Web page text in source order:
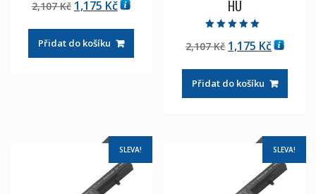
5.00
z 5
2,107Kč Původní
byla:
2,107 Kč
1,175 KčAktuální
je:
1,175 Kč
Přidat do košíku
HU
5.00
z 5
2,107Kč Původní
byla:
2,107 Kč
1,175 Kč
je:
1,175 Kč
Přidat do košíku
SLEVA! SLEVA!